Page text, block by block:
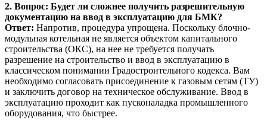
2. Вопрос: Будет ли сложнее получить разрешительную
документацию на ввод в эксплуатацию для БМК?
Ответ: Напротив, процедура упрощена. Поскольку блочно-
модульная котельная не является объектом капитального
строительства (ОКС), на нее не требуется получать
разрешение на строительство и ввод в эксплуатацию в
классическом понимании Градостроительного кодекса. Вам
необходимо согласовать присоединение к газовым сетям (ТУ)
и заключить договор на техническое обслуживание. Ввод в
эксплуатацию проходит как пусконаладка промышленного
оборудования, что быстрее.